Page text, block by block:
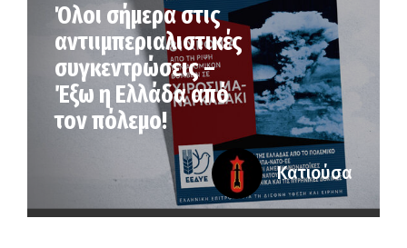
Όλοι σήμερα στις
αντιιμπεριαλιστικές
συγκεντρώσεις –
Έξω η Ελλάδα από
τον πόλεμο!
Κατιούσα